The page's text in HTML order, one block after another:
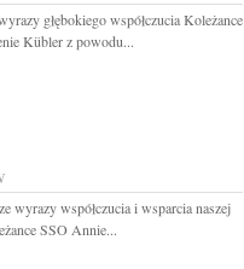
głębokiego współczucia Koleżance
Kübler z powodu...
wyrazy współczucia i wsparcia naszej
SSO Annie...